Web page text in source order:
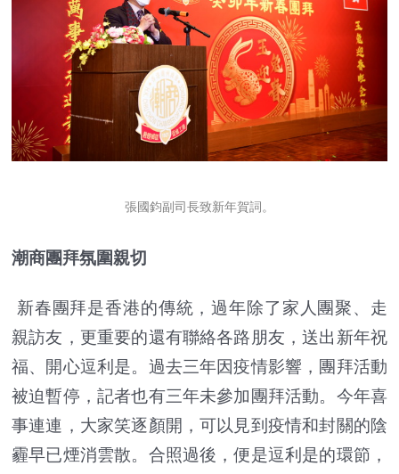
張國鈞副司長致新年賀詞。
潮商團拜氛圍親切
新春團拜是香港的傳統，過年除了家人團聚、走
親訪友，更重要的還有聯絡各路朋友，送出新年祝
福、開心逗利是。過去三年因疫情影響，團拜活動
被迫暫停，記者也有三年未參加團拜活動。今年喜
事連連，大家笑逐顏開，可以見到疫情和封關的陰
霾早已煙消雲散。合照過後，便是逗利是的環節，